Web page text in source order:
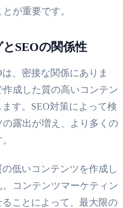
が重要です。
SEOの関係性
、密接な関係にありま
成した質の高いコンテン
す。SEO対策によって検
露出が増え、より多くの
低いコンテンツを作成し
コンテンツマーケティン
ことによって、最大限の